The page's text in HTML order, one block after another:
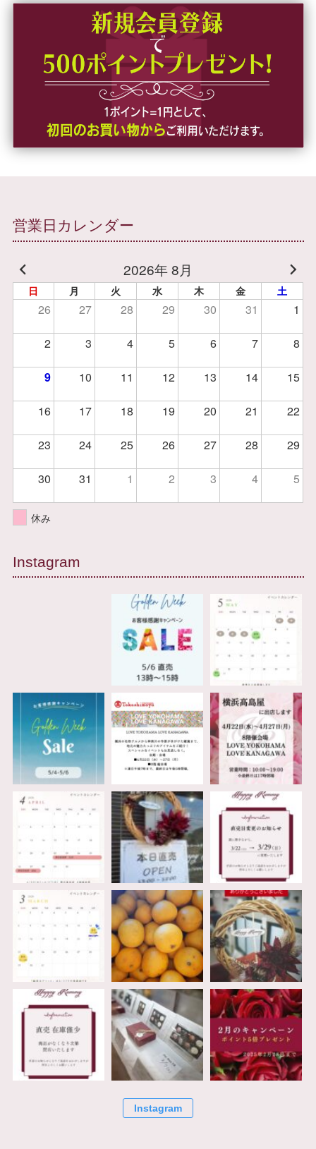
営業日カレンダー
2026年 8月
日 月 火 水 木 金 土
26 27 28 29 30 31 1
2 3 4 5 6 7 8
9 10 11 12 13 14 15
16 17 18 19 20 21 22
23 24 25 26 27 28 29
30 31 1 2 3 4 5
休み
Instagram
Instagram